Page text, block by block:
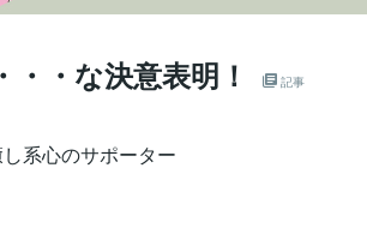
・な決意表明！ 記事
系心のサポーター